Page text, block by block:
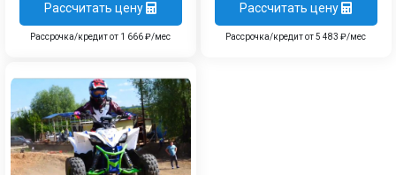
Рассчитать цену
Рассрочка/кредит от 1 666 ₽/мес
Рассчитать цену
Рассрочка/кредит от 5 483 ₽/мес